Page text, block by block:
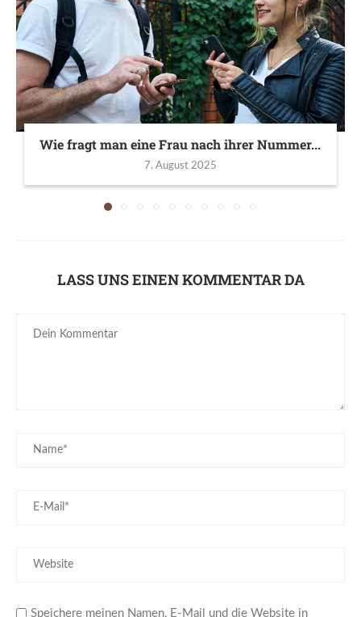
Wie fragt man eine Frau nach ihrer Nummer...
7. August 2025
LASS UNS EINEN KOMMENTAR DA
Speichere meinen Namen, E-Mail und die Website in